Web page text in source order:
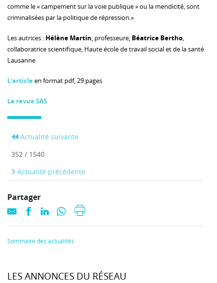
comme le « campement sur la voie publique » ou la mendicité, sont
criminalisées par la politique de répression.»
Les autrices : Hélène Martin, professeure, Béatrice Bertho,
collaboratrice scientifique, Haute école de travail social et de la santé
Lausanne
L’article en format pdf, 29 pages
La revue SAS
Actualité suivante
352 / 1540
Actualité précédente
Partager
Sommaire des actualités
LES ANNONCES DU RÉSEAU